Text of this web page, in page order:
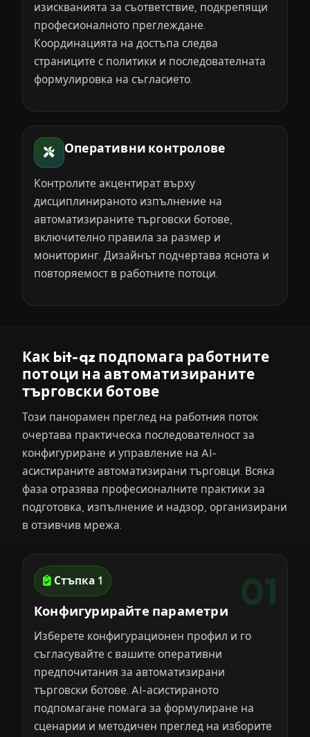
изискванията за съответствие, подкрепящи
професионалното преглеждане.
Координацията на достъпа следва
страниците с политики и последователната
формулировка на съгласието.
Оперативни контролове
Контролите акцентират върху
дисциплинираното изпълнение на
автоматизираните търговски ботове,
включително правила за размер и
мониторинг. Дизайнът подчертава яснота и
повторяемост в работните потоци.
Как bit-qz подпомага работните
потоци на автоматизираните
търговски ботове
Този панорамен преглед на работния поток
очертава практическа последователност за
конфигуриране и управление на AI-
асистираните автоматизирани търговци. Всяка
фаза отразява професионалните практики за
подготовка, изпълнение и надзор, организирани
в отзивчив мрежа.
01
Стъпка 1
Конфигурирайте параметри
Изберете конфигурационен профил и го
съгласувайте с вашите оперативни
предпочитания за автоматизирани
търговски ботове. AI-асистираното
подпомагане помага за формулиране на
сценарии и методичен преглед на изборите